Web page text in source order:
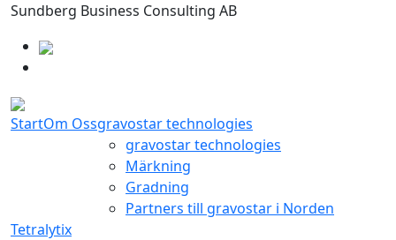
Sundberg Business Consulting AB
StartOm Ossgravostar technologies
gravostar technologies
Märkning
Gradning
Partners till gravostar i Norden
Tetralytix